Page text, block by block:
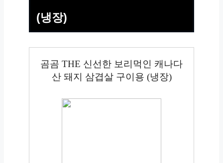
(냉장)
곰곰 THE 신선한 보리먹인 캐나다
산 돼지 삼겹살 구이용 (냉장)